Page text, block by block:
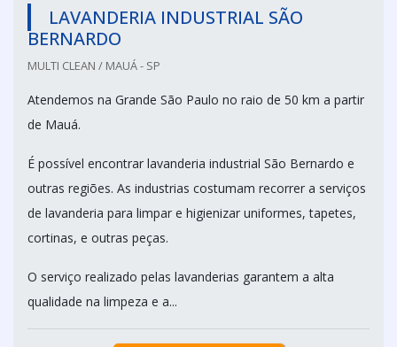
LAVANDERIA INDUSTRIAL SÃO
BERNARDO
MULTI CLEAN / MAUÁ - SP
Atendemos na Grande São Paulo no raio de 50 km a partir
de Mauá.
É possível encontrar lavanderia industrial São Bernardo e
outras regiões. As industrias costumam recorrer a serviços
de lavanderia para limpar e higienizar uniformes, tapetes,
cortinas, e outras peças.
O serviço realizado pelas lavanderias garantem a alta
qualidade na limpeza e a...